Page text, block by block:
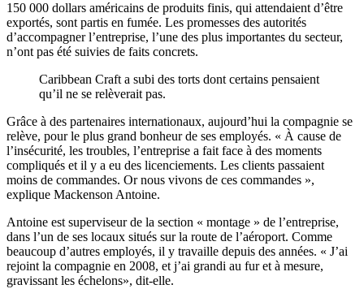
150 000 dollars américains de produits finis, qui attendaient d’être
exportés, sont partis en fumée. Les promesses des autorités
d’accompagner l’entreprise, l’une des plus importantes du secteur,
n’ont pas été suivies de faits concrets.
Caribbean Craft a subi des torts dont certains pensaient
qu’il ne se relèverait pas.
Grâce à des partenaires internationaux, aujourd’hui la compagnie se
relève, pour le plus grand bonheur de ses employés. « À cause de
l’insécurité, les troubles, l’entreprise a fait face à des moments
compliqués et il y a eu des licenciements. Les clients passaient
moins de commandes. Or nous vivons de ces commandes »,
explique Mackenson Antoine.
Antoine est superviseur de la section « montage » de l’entreprise,
dans l’un de ses locaux situés sur la route de l’aéroport. Comme
beaucoup d’autres employés, il y travaille depuis des années. « J’ai
rejoint la compagnie en 2008, et j’ai grandi au fur et à mesure,
gravissant les échelons», dit-elle.